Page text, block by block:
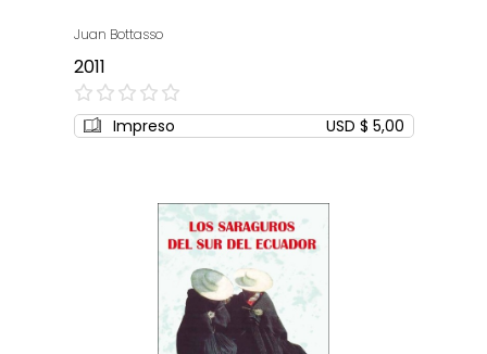
Juan Bottasso
2011
0%
Impreso USD $ 5,00